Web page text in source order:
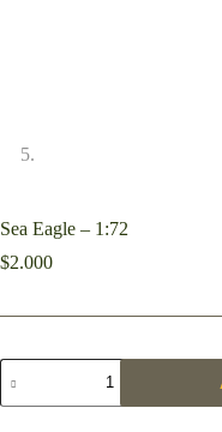
Sea Eagle – 1:72
$2.000